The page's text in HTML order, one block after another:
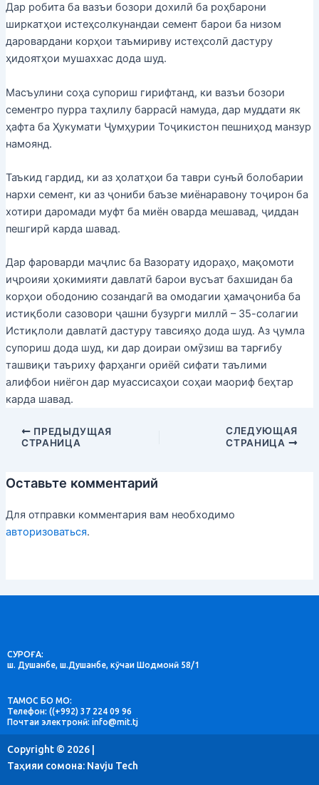
Дар робита ба вазъи бозори дохилӣ ба роҳбарони
ширкатҳои истеҳсолкунандаи семент барои ба низом
даровардани корҳои таъмириву истеҳсолӣ дастуру
ҳидоятҳои мушаххас дода шуд.
Масъулини соҳа супориш гирифтанд, ки вазъи бозори
сементро пурра таҳлилу баррасӣ намуда, дар муддати як
ҳафта ба Ҳукумати Ҷумҳурии Тоҷикистон пешниҳод манзур
намоянд.
Таъкид гардид, ки аз ҳолатҳои ба таври сунъӣ болобарии
нархи семент, ки аз ҷониби баъзе миёнаравону тоҷирон ба
хотири даромади муфт ба миён оварда мешавад, ҷиддан
пешгирӣ карда шавад.
Дар фароварди маҷлис ба Вазорату идораҳо, мақомоти
иҷроияи ҳокимияти давлатӣ барои вусъат бахшидан ба
корҳои ободонию созандагӣ ва омодагии ҳамаҷониба ба
истиқболи сазовори ҷашни бузурги миллӣ – 35-солагии
Истиқлоли давлатӣ дастуру тавсияҳо дода шуд. Аз ҷумла
супориш дода шуд, ки дар доираи омӯзиш ва тарғибу
ташвиқи таъриху фарҳанги ориёӣ сифати таълими
алифбои ниёгон дар муассисаҳои соҳаи маориф беҳтар
карда шавад.
ПРЕДЫДУЩАЯ
СТРАНИЦА
СЛЕДУЮЩАЯ
СТРАНИЦА
Оставьте комментарий
Для отправки комментария вам необходимо
авторизоваться.
СУРОҒА:
ш. Душанбе, ш.Душанбе, кӯчаи Шодмонӣ 58/1
ТАМОС БО МО:
Телефон: ((+992) 37 224 09 96
Почтаи электронӣ: info@mit.tj
Copyright © 2026 |
Таҳияи сомона: Navju Tech